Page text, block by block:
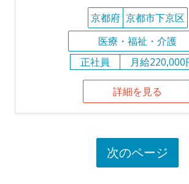
京都府 京都市下京区
医療・福祉・介護
正社員
月給220,000
詳細を見る
次のページ